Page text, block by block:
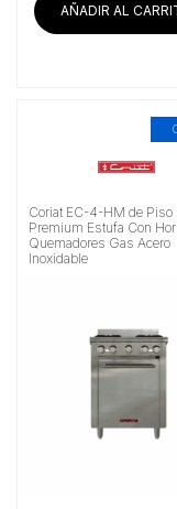
AÑADIR AL
Coriat EC-4-HM de Piso
Premium Estufa Con
Quemadores Gas Acero
Inoxidable